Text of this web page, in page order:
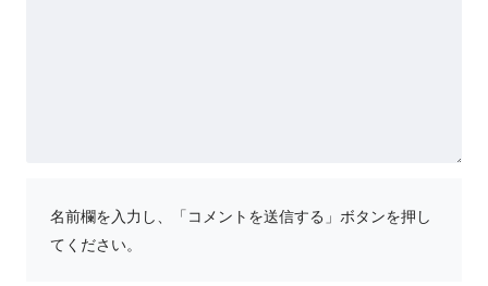
名前欄を入力し、「コメントを送信する」ボタンを押し
てください。